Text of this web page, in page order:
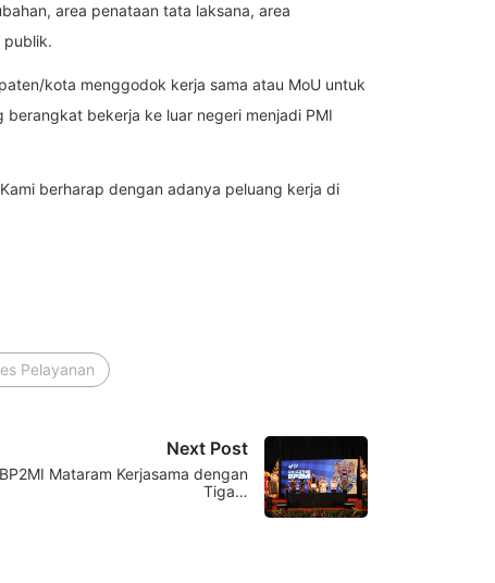
area penataan tata laksana, area
publik.
kota menggodok kerja sama atau MoU untuk
bekerja ke luar negeri menjadi PMI
berharap dengan adanya peluang kerja di
Pelayanan
Next Post
Mataram Kerjasama dengan
Tiga…